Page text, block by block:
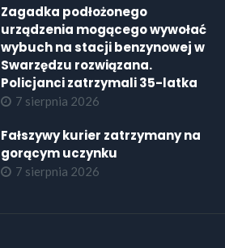
Zagadka podłożonego
urządzenia mogącego wywołać
wybuch na stacji benzynowej w
Swarzędzu rozwiązana.
Policjanci zatrzymali 35-latka
7 sierpnia 2026
Fałszywy kurier zatrzymany na
gorącym uczynku
7 sierpnia 2026